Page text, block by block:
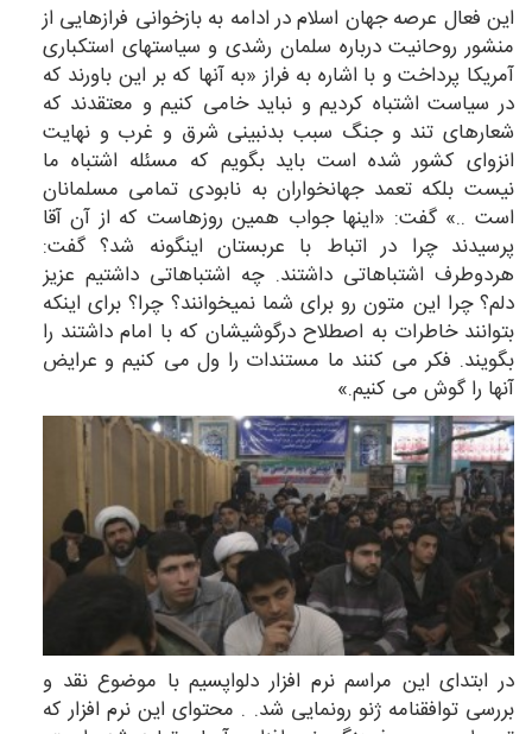
این فعال عرصه جهان اسلام در ادامه به بازخوانی فرازهایی از
منشور روحانیت درباره سلمان رشدی و سیاستهای استکباری
آمریکا پرداخت و با اشاره به فراز «به آنها که بر این باورند که
در سیاست اشتباه کردیم و نباید خامی کنیم و معتقدند که
شعارهای تند و جنگ سبب بدنبینی شرق و غرب و نهایت
انزوای کشور شده است باید بگویم که مسئله اشتباه ما
نیست بلکه تعمد جهانخواران به نابودی تمامی مسلمانان
است ..» گفت: «اینها جواب همین روزهاست که از آن آقا
پرسیدند چرا در اتباط با عربستان اینگونه شد؟ گفت:
هردوطرف اشتباهاتی داشتند. چه اشتباهاتی داشتیم عزیز
دلم؟ چرا این متون رو برای شما نمیخوانند؟ چرا؟ برای اینکه
بتوانند خاطرات به اصطلاح درگوشیشان که با امام داشتند را
بگویند. فکر می کنند ما مستندات را ول می کنیم و عرایض
آنها را گوش می کنیم.»
در ابتدای این مراسم نرم افزار دلواپسیم با موضوع نقد و
بررسی توافقنامه ژنو رونمایی شد. . محتوای این نرم افزار که